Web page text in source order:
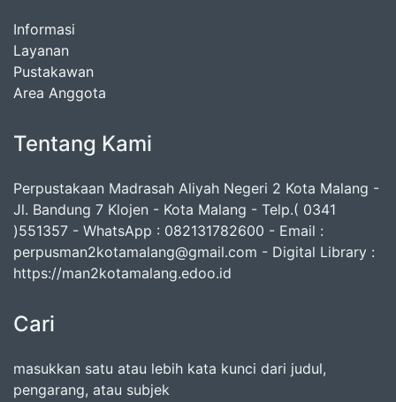
Informasi
Layanan
Pustakawan
Area Anggota
Tentang Kami
Perpustakaan Madrasah Aliyah Negeri 2 Kota Malang -
Jl. Bandung 7 Klojen - Kota Malang - Telp.( 0341
)551357 - WhatsApp : 082131782600 - Email :
perpusman2kotamalang@gmail.com - Digital Library :
https://man2kotamalang.edoo.id
Cari
masukkan satu atau lebih kata kunci dari judul,
pengarang, atau subjek